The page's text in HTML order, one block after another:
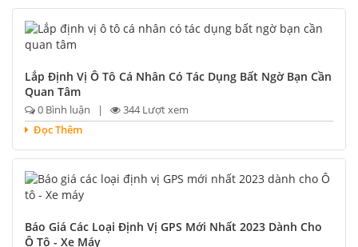
Lắp Định Vị Ô Tô Cá Nhân Có Tác Dụng Bất Ngờ Bạn Cần
Quan Tâm
0 Bình luận |
344 Lượt xem
Đọc Thêm
Báo Giá Các Loại Định Vị GPS Mới Nhất 2023 Dành Cho
Ô Tô - Xe Máy